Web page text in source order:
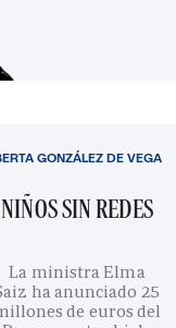
NIÑOS SIN REDES
La ministra Elma
ha anunciado 25
de euros del
GONZÁLEZ DE VEGA